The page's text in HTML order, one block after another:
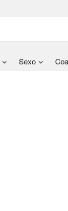
Sexo